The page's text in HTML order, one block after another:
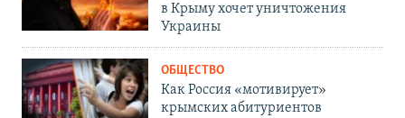
в Крыму хочет уничтожения
Украины
ОБЩЕСТВО
Как Россия «мотивирует»
крымских абитуриентов